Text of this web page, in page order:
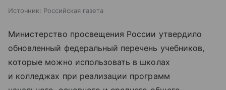
Источник: Российская газета
Министерство просвещения России утвердило
обновленный федеральный перечень учебников,
которые можно использовать в школах
и колледжах при реализации программ